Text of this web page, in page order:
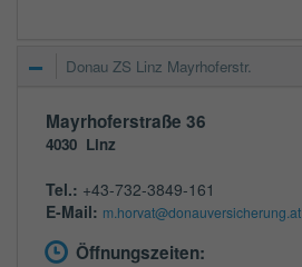
Donau ZS Linz Mayrhoferstr.
Mayrhoferstraße 36
4030 Linz
Tel.: +43-732-3849-161
E-Mail: m.horvat@donauversicherung.at
Öffnungszeiten: